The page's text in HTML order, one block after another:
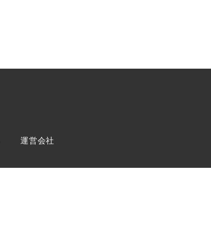
運営会社